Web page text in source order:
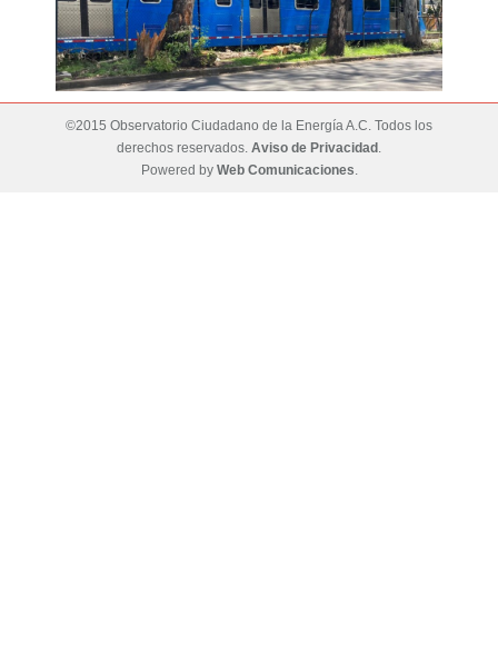
©2015 Observatorio Ciudadano de la Energía A.C. Todos los
derechos reservados. Aviso de Privacidad .
Powered by Web Comunicaciones.